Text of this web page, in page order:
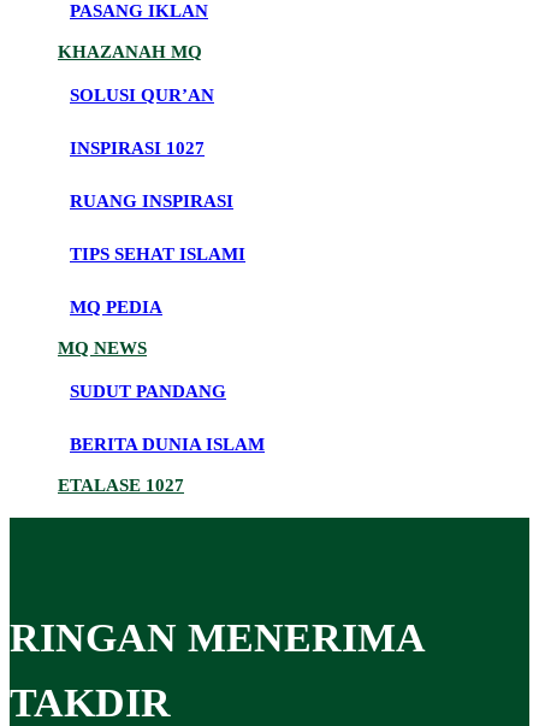
PASANG IKLAN
KHAZANAH MQ
SOLUSI QUR’AN
INSPIRASI 1027
RUANG INSPIRASI
TIPS SEHAT ISLAMI
MQ PEDIA
MQ NEWS
SUDUT PANDANG
BERITA DUNIA ISLAM
ETALASE 1027
RINGAN MENERIMA
TAKDIR